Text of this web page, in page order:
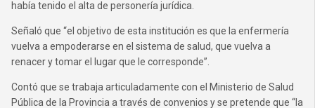
había tenido el alta de personería jurídica.
Señaló que “el objetivo de esta institución es que la enfermería
vuelva a empoderarse en el sistema de salud, que vuelva a
renacer y tomar el lugar que le corresponde”.
Contó que se trabaja articuladamente con el Ministerio de Salud
Pública de la Provincia a través de convenios y se pretende que “la